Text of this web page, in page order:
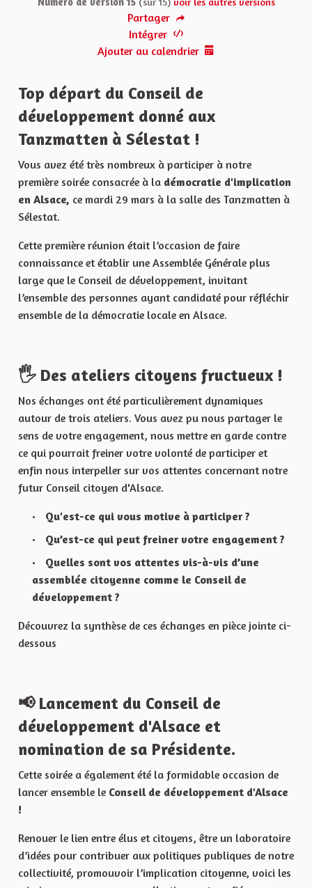
Partager
Intégrer
Ajouter au calendrier
Top départ du Conseil de
développement donné aux
Tanzmatten à Sélestat !
Vous avez été très nombreux à participer à notre
première soirée consacrée à la démocratie d'implication
en Alsace, ce mardi 29 mars à la salle des Tanzmatten à
Sélestat.
Cette première réunion était l’occasion de faire
connaissance et établir une Assemblée Générale plus
large que le Conseil de développement, invitant
l’ensemble des personnes ayant candidaté pour réfléchir
ensemble de la démocratie locale en Alsace.
🖐 Des ateliers citoyens fructueux !
Nos échanges ont été particulièrement dynamiques
autour de trois ateliers. Vous avez pu nous partager le
sens de votre engagement, nous mettre en garde contre
ce qui pourrait freiner votre volonté de participer et
enfin nous interpeller sur vos attentes concernant notre
futur Conseil citoyen d'Alsace.
Qu'est-ce qui vous motive à participer ?
Qu’est-ce qui peut freiner votre engagement ?
Quelles sont vos attentes vis-à-vis d’une
assemblée citoyenne comme le Conseil de
développement ?
Découvrez la synthèse de ces échanges en pièce jointe ci-
dessous
📢 Lancement du Conseil de
développement d'Alsace et
nomination de sa Présidente.
Cette soirée a également été la formidable occasion de
lancer ensemble le Conseil de développement d'Alsace
!
Renouer le lien entre élus et citoyens, être un laboratoire
d’idées pour contribuer aux politiques publiques de notre
collectivité, promouvoir l’implication citoyenne, voici les